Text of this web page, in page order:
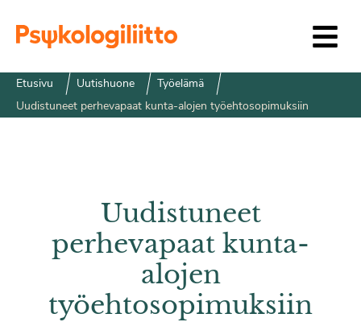
Etusivu Uutishuone
Työelämä
Uudistuneet perhevapaat kunta-alojen työehtosopimuksiin
Uudistuneet
perhevapaat kunta-
alojen
työehtosopimuksiin